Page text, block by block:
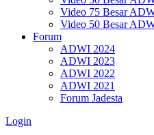
Video 75 Besar
Video 50 Besar
Forum
ADWI 2024
ADWI 2023
ADWI 2022
ADWI 2021
Forum Jadesta
Login